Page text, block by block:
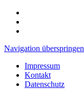
Navigation überspringen
Impressum
Kontakt
Datenschutz